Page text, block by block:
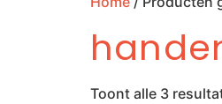
Toont alle 3